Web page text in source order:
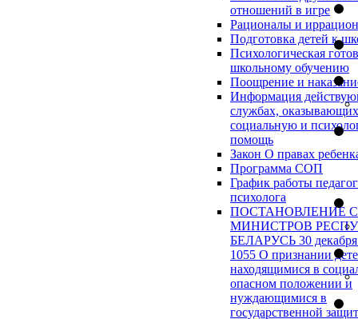
отношений в игре
Рационалы и
Подготовка детей к
Психологическая
школьному обучению
Поощрение и
Информация
службах, оказывающих
социальную и
помощь
Закон О правах
Программа СОП
График работы
психолога
ПОСТАНОВЛЕНИЕ
МИНИСТРОВ
БЕЛАРУСЬ 30
1055 О признании
находящимися в
опасном положении и
нуждающимися в
государственной